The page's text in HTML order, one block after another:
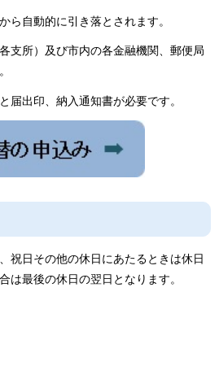
ら自動的に引き落とされます。
支所）及び市内の各金融機関、郵便局
届出印、納入通知書が必要です。
祝日その他の休日にあたるときは休日
は最後の休日の翌日となります。